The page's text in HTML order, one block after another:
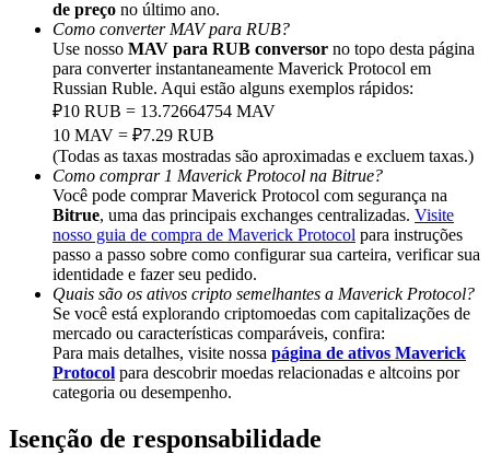
Deposit & Trade BTC to Share 25000 USDT prize pool!
Deposit CASHCAT & Win
Share 500000 CASHCAT prize pool
Exclusive for BitMart Users
Register & Trade to Win 500,000 USDT
Precious Metals Trading Carnival
Trade Gold & Silver · 33,333 USDT Bonus
de preço no último ano.
Como converter MAV para RUB?
Use nosso MAV para RUB conversor no topo desta página
para converter instantaneamente Maverick Protocol em
Russian Ruble. Aqui estão alguns exemplos rápidos:
₽10 RUB = 13.72664754 MAV
10 MAV = ₽7.29 RUB
(Todas as taxas mostradas são aproximadas e excluem taxas.)
Como comprar 1 Maverick Protocol na Bitrue?
Você pode comprar Maverick Protocol com segurança na
Bitrue, uma das principais exchanges centralizadas. Visite
nosso guia de compra de Maverick Protocol para instruções
passo a passo sobre como configurar sua carteira, verificar sua
identidade e fazer seu pedido.
Quais são os ativos cripto semelhantes a Maverick Protocol?
Se você está explorando criptomoedas com capitalizações de
mercado ou características comparáveis, confira:
Para mais detalhes, visite nossa página de ativos Maverick
Protocol para descobrir moedas relacionadas e altcoins por
categoria ou desempenho.
Isenção de responsabilidade